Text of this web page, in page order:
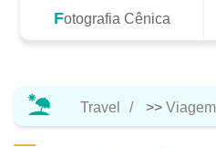
Fotografia Cênica
Travel >>